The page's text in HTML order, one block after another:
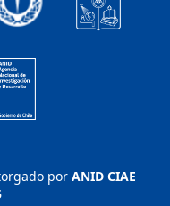
por ANID CIAE